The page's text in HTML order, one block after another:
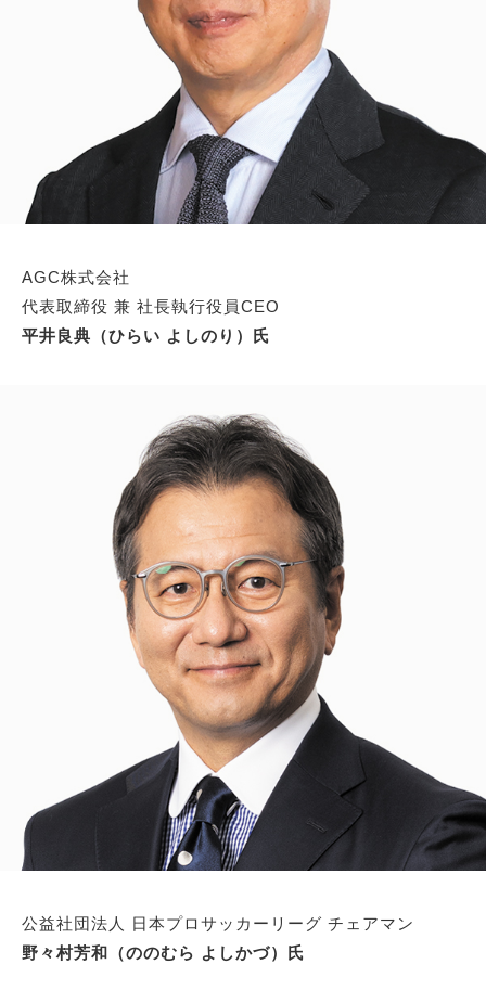
AGC株式会社
代表取締役 兼 社長執行役員CEO
平井良典（ひらい よしのり）氏
公益社団法人 日本プロサッカーリーグ チェアマン
野々村芳和（ののむら よしかづ）氏